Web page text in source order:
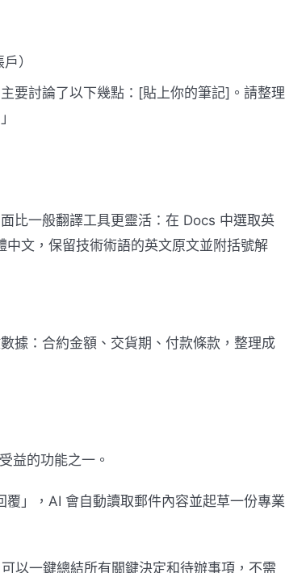
）
要討論了以下幾點：[貼上你的筆記]。請整理
比一般翻譯工具更靈活：在 Docs 中選取英
文，保留技術術語的英文原文並附括號解
據：合約金額、交貨期、付款條款，整理成
益的功能之一。
」，AI 會自動讀取郵件內容並起草一份專業
以一鍵總結所有關鍵決定和待辦事項，不需